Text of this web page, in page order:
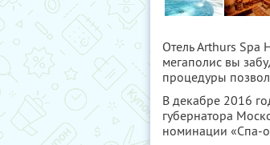
Отель Arthurs
мегаполис вы
процедуры
В декабре 2016
губернатора
номинации «Спа-